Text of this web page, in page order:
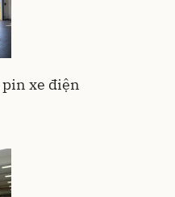
xe điện